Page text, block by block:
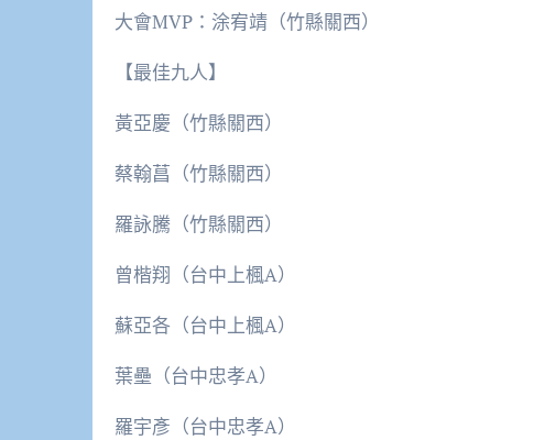
大會MVP：涂宥靖（竹縣關西）
【最佳九人】
黃亞慶（竹縣關西）
蔡翰菖（竹縣關西）
羅詠騰（竹縣關西）
曾楷翔（台中上楓A）
蘇亞各（台中上楓A）
葉壘（台中忠孝A）
羅宇彥（台中忠孝A）